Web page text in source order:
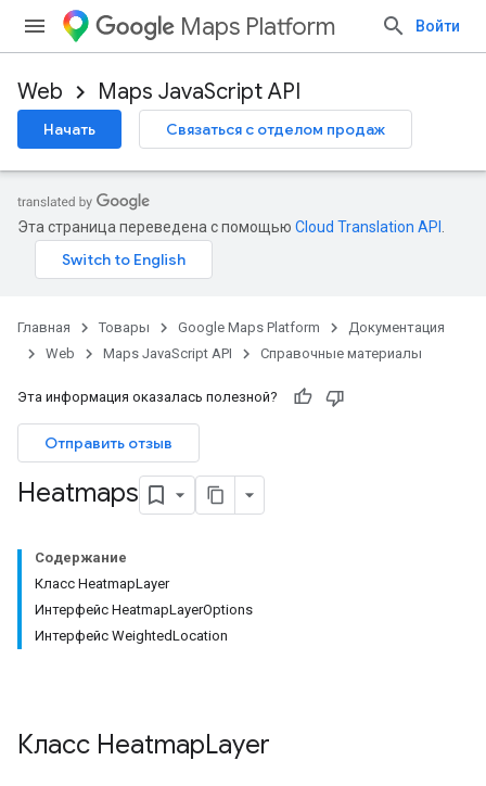
Maps Platform Войти
Web Maps JavaScript API
Начать Связаться с отделом продаж
Эта страница переведена с помощью Cloud Translation API
Главная Товары Google Maps Platform
Документация
Web
Maps JavaScript API Справочные материалы
Эта информация оказалась полезной?
Отправить отзыв
Heatmaps
Содержание
Класс HeatmapLayer
Интерфейс HeatmapLayerOptions
Интерфейс WeightedLocation
Класс HeatmapLayer